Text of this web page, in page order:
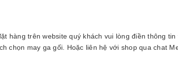
hàng trên website quý khách vui lòng điền thông
chọn may ga gối. Hoặc liên hệ với shop qua chat